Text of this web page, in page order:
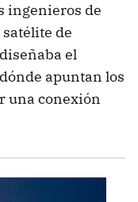
ingenieros de
de
el
apuntan los
una conexión